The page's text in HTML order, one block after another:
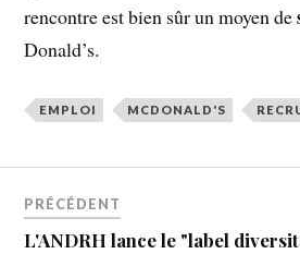
rencontre est bien sûr un moyen de
Donald’s.
EMPLOI MCDONALD'S
PRÉCÉDENT
L'ANDRH lance le "label